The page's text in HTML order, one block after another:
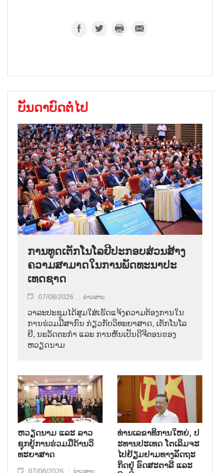
ບັນດາບົດຕໍ່ໄປ
ການ​ທູດ​ເຕັກ​ໂນ​ໂລ​ຢີ​ປະ​ກອບ​ສ່ວນ​ສ້າງ​
ຄວາມ​ສາ​ມາດ​ໃນ​ການ​ພັດ​ທະ​ນາ​ປະ​
ເທດ​ຊາດ
07/08/2026 ຂ່າວສານ
ວາ​ລະ​ປະ​ຊຸມ​ໄດ້​ສຸມ​ໃສ່​ເຮັດ​ແຈ້ງ​ຄວາມ​ຕ້ອງ​ການ​ໃນ​
ການ​ຮ່ວມ​ມື​ສາ​ກົນ ກ່ຽວ​ກັບ​ວິ​ທະ​ຍາ​ສາດ, ເຕັກ​ໂນ​ໂລ​
ຢີ, ນະ​ວັດ​ຕະ​ກຳ ແລະ ການ​ຫັນ​ເປັນ​ດີ​ຈີ​ຕອນ​ຂອງ
ຫວຽດ​ນາມ
ຫວຽດ​ນາມ ແລະ ລາວ​
ຊຸກ​ຍູ້​ການ​ຮ່ວມ​ມື​ດ້ານວ​ິ​
ທະ​ຍາ​ສາດ
07/08/2026 ຂ່າວສານ
ທ່ານ​ເລ​ຂາ​ທິ​ການ​ໃຫຍ່, ປ​
ະ​ທານ​ປະ​ເທດ ໂຕ​ເລິມ​ຈະ​
ໄປ​ຢ້ຽມ​ຢາມ​ທາງ​ລັດ​ຖະ​
ກິດ​ຢູ່ ອົດ​ສະ​ຕາ​ລີ ແລະ